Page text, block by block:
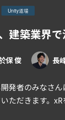
Unity道場
建築業界
保 俊 長
発者のみなさ
ただきます。